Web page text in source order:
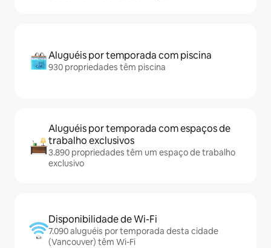
Aluguéis por temporada com piscina
930 propriedades têm piscina
Aluguéis por temporada com espaços de
trabalho exclusivos
3.890 propriedades têm um espaço de trabalho
exclusivo
Disponibilidade de Wi-Fi
7.090 aluguéis por temporada desta cidade
(Vancouver) têm Wi-Fi